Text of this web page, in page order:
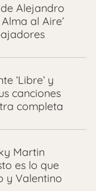
Alejandro
al Aire’
‘Libre’ y
canciones
completa
Martin
es lo que
y Valentino